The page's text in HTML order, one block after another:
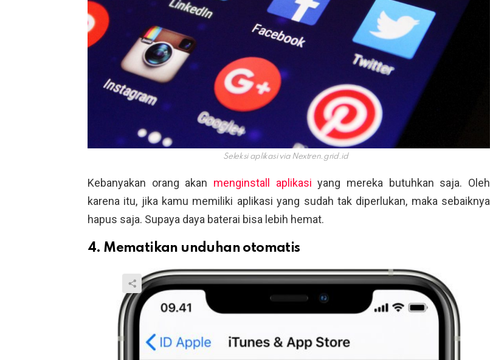
Seleksi aplikasi viaNextren.grid.id
Kebanyakan orang akan menginstall aplikasi yang mereka butuhkan saja. Oleh
karena itu, jika kamu memiliki aplikasi yang sudah tak diperlukan, maka sebaiknya
hapus saja. Supaya daya baterai bisa lebih hemat.
4. Mematikan unduhan otomatis